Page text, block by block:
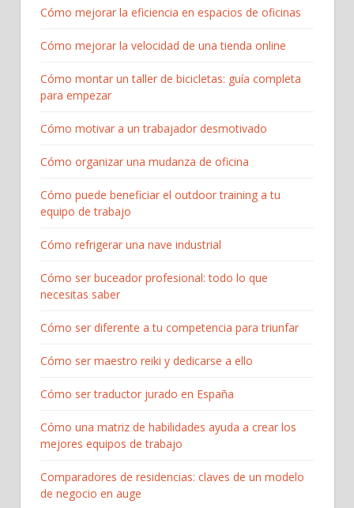
Cómo mejorar la eficiencia en espacios de oficinas
Cómo mejorar la velocidad de una tienda online
Cómo montar un taller de bicicletas: guía completa
para empezar​
Cómo motivar a un trabajador desmotivado
Cómo organizar una mudanza de oficina
Cómo puede beneficiar el outdoor training a tu
equipo de trabajo
Cómo refrigerar una nave industrial
Cómo ser buceador profesional: todo lo que
necesitas saber
Cómo ser diferente a tu competencia para triunfar
Cómo ser maestro reiki y dedicarse a ello
Cómo ser traductor jurado en España
Cómo una matriz de habilidades ayuda a crear los
mejores equipos de trabajo
Comparadores de residencias: claves de un modelo
de negocio en auge